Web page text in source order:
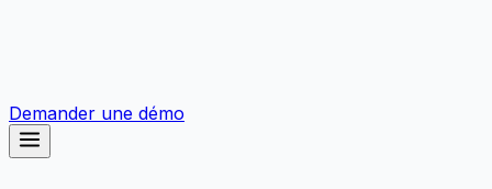
Demander une démo